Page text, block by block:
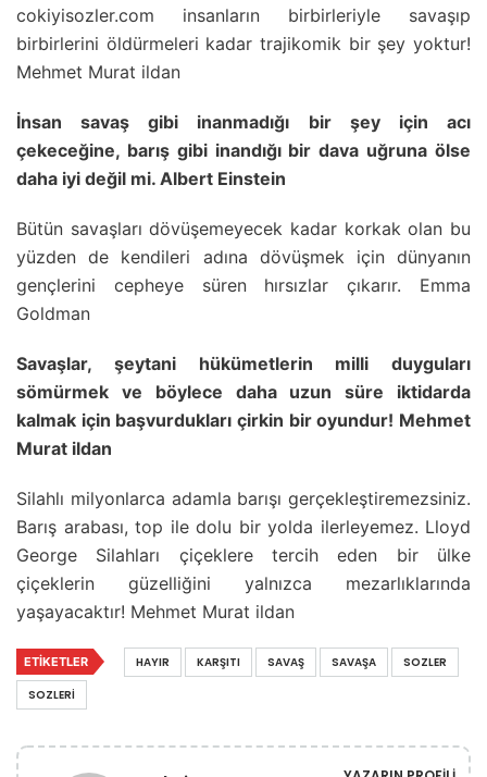
cokiyisozler.com insanların birbirleriyle savaşıp
birbirlerini öldürmeleri kadar trajikomik bir şey yoktur!
Mehmet Murat ildan
İnsan savaş gibi inanmadığı bir şey için acı
çekeceğine, barış gibi inandığı bir dava uğruna ölse
daha iyi değil mi. Albert Einstein
Bütün savaşları dövüşemeyecek kadar korkak olan bu
yüzden de kendileri adına dövüşmek için dünyanın
gençlerini cepheye süren hırsızlar çıkarır. Emma
Goldman
Savaşlar, şeytani hükümetlerin milli duyguları
sömürmek ve böylece daha uzun süre iktidarda
kalmak için başvurdukları çirkin bir oyundur! Mehmet
Murat ildan
Silahlı milyonlarca adamla barışı gerçekleştiremezsiniz.
Barış arabası, top ile dolu bir yolda ilerleyemez. Lloyd
George Silahları çiçeklere tercih eden bir ülke
çiçeklerin güzelliğini yalnızca mezarlıklarında
yaşayacaktır! Mehmet Murat ildan
ETIKETLER HAYIR KARŞITI SAVAŞ SAVAŞA
SOZLER
SOZLERI